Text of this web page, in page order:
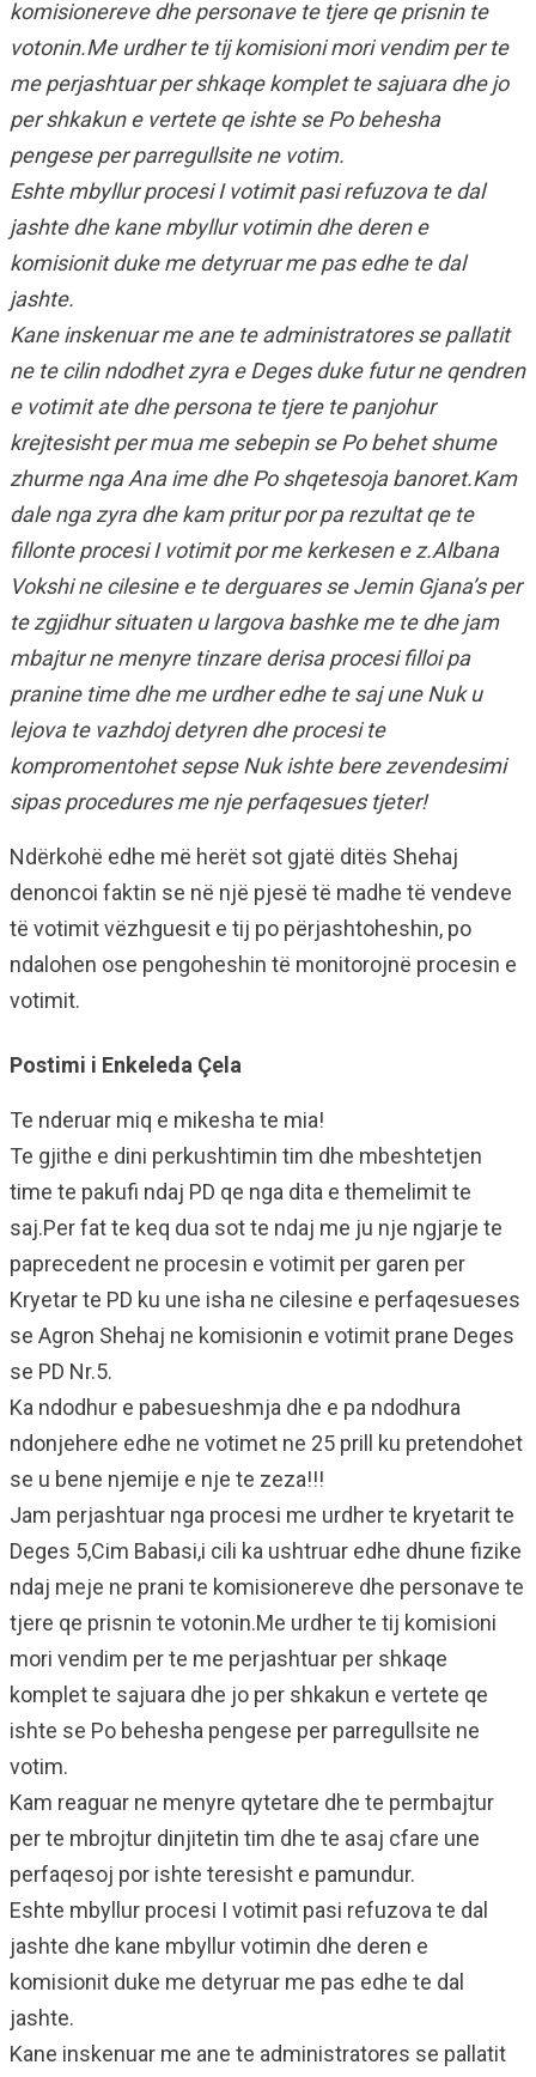
komisionereve dhe personave te tjere qe prisnin te
votonin.Me urdher te tij komisioni mori vendim per te
me perjashtuar per shkaqe komplet te sajuara dhe jo
per shkakun e vertete qe ishte se Po behesha
pengese per parregullsite ne votim.
Eshte mbyllur procesi I votimit pasi refuzova te dal
jashte dhe kane mbyllur votimin dhe deren e
komisionit duke me detyruar me pas edhe te dal
jashte.
Kane inskenuar me ane te administratores se pallatit
ne te cilin ndodhet zyra e Deges duke futur ne qendren
e votimit ate dhe persona te tjere te panjohur
krejtesisht per mua me sebepin se Po behet shume
zhurme nga Ana ime dhe Po shqetesoja banoret.Kam
dale nga zyra dhe kam pritur por pa rezultat qe te
fillonte procesi I votimit por me kerkesen e z.Albana
Vokshi ne cilesine e te derguares se Jemin Gjana’s per
te zgjidhur situaten u largova bashke me te dhe jam
mbajtur ne menyre tinzare derisa procesi filloi pa
pranine time dhe me urdher edhe te saj une Nuk u
lejova te vazhdoj detyren dhe procesi te
kompromentohet sepse Nuk ishte bere zevendesimi
sipas procedures me nje perfaqesues tjeter!
Ndërkohë edhe më herët sot gjatë ditës Shehaj
denoncoi faktin se në një pjesë të madhe të vendeve
të votimit vëzhguesit e tij po përjashtoheshin, po
ndalohen ose pengoheshin të monitorojnë procesin e
votimit.
Postimi i Enkeleda Çela
Te nderuar miq e mikesha te mia!
Te gjithe e dini perkushtimin tim dhe mbeshtetjen
time te pakufi ndaj PD qe nga dita e themelimit te
saj.Per fat te keq dua sot te ndaj me ju nje ngjarje te
paprecedent ne procesin e votimit per garen per
Kryetar te PD ku une isha ne cilesine e perfaqesueses
se Agron Shehaj ne komisionin e votimit prane Deges
se PD Nr.5.
Ka ndodhur e pabesueshmja dhe e pa ndodhura
ndonjehere edhe ne votimet ne 25 prill ku pretendohet
se u bene njemije e nje te zeza!!!
Jam perjashtuar nga procesi me urdher te kryetarit te
Deges 5,Cim Babasi,i cili ka ushtruar edhe dhune fizike
ndaj meje ne prani te komisionereve dhe personave te
tjere qe prisnin te votonin.Me urdher te tij komisioni
mori vendim per te me perjashtuar per shkaqe
komplet te sajuara dhe jo per shkakun e vertete qe
ishte se Po behesha pengese per parregullsite ne
votim.
Kam reaguar ne menyre qytetare dhe te permbajtur
per te mbrojtur dinjitetin tim dhe te asaj cfare une
perfaqesoj por ishte teresisht e pamundur.
Eshte mbyllur procesi I votimit pasi refuzova te dal
jashte dhe kane mbyllur votimin dhe deren e
komisionit duke me detyruar me pas edhe te dal
jashte.
Kane inskenuar me ane te administratores se pallatit